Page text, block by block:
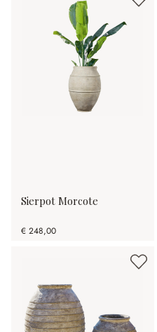
Sierpot Morcote
€ 248,00